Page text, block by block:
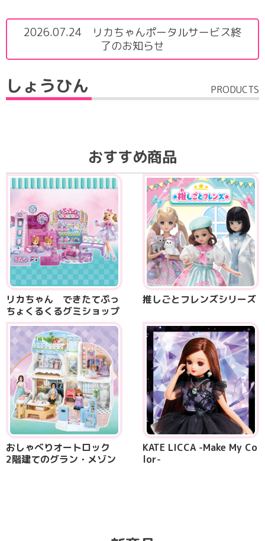
2026.07.24 リカちゃんポータルサービス終
了のお知らせ
しょうひん PRODUCTS
おすすめ商品
リカちゃん できたてぷっ
ちょくるくるグミショップ
推しごとフレンズシリーズ
おしゃべりオートロック
2階建てのグラン・メゾン
KATE LICCA -Make My Co
lor-